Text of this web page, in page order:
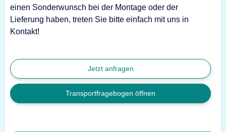
einen Sonderwunsch bei der Montage oder der
Lieferung haben, treten Sie bitte einfach mit uns in
Kontakt!
Jetzt anfragen
Transportfragebogen öffnen